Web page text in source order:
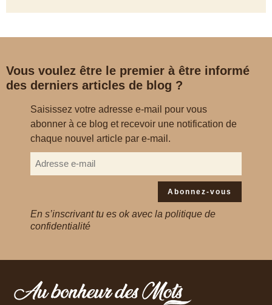
Vous voulez être le premier à être informé
des derniers articles de blog ?
Saisissez votre adresse e-mail pour vous
abonner à ce blog et recevoir une notification de
chaque nouvel article par e-mail.
Abonnez-vous
En s’inscrivant tu es ok avec la politique de
confidentialité